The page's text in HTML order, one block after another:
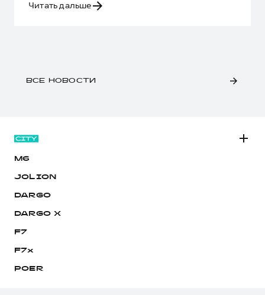
Читать дальше
ВСЕ НОВОСТИ
M6
JOLION
DARGO
DARGO Х
F7
F7x
POER